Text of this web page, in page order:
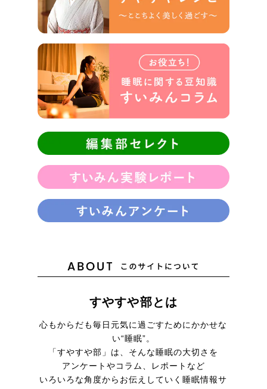
すやすや部とは
心もからだも毎日元気に過ごすためにかかせな
い“睡眠”。
「すやすや部」は、そんな睡眠の大切さを
アンケートやコラム、レポートなど
いろいろな角度からお伝えしていく 睡眠情報サ